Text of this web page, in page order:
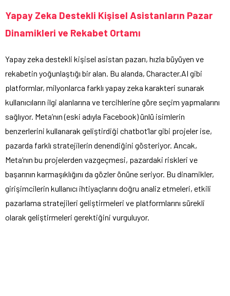
Yapay Zeka Destekli Kişisel Asistanların Pazar
Dinamikleri ve Rekabet Ortamı
Yapay zeka destekli kişisel asistan pazarı, hızla büyüyen ve
rekabetin yoğunlaştığı bir alan. Bu alanda, Character.AI gibi
platformlar, milyonlarca farklı yapay zeka karakteri sunarak
kullanıcıların ilgi alanlarına ve tercihlerine göre seçim yapmalarını
sağlıyor. Meta’nın (eski adıyla Facebook) ünlü isimlerin
benzerlerini kullanarak geliştirdiği chatbot’lar gibi projeler ise,
pazarda farklı stratejilerin denendiğini gösteriyor. Ancak,
Meta’nın bu projelerden vazgeçmesi, pazardaki riskleri ve
başarının karmaşıklığını da gözler önüne seriyor. Bu dinamikler,
girişimcilerin kullanıcı ihtiyaçlarını doğru analiz etmeleri, etkili
pazarlama stratejileri geliştirmeleri ve platformlarını sürekli
olarak geliştirmeleri gerektiğini vurguluyor.